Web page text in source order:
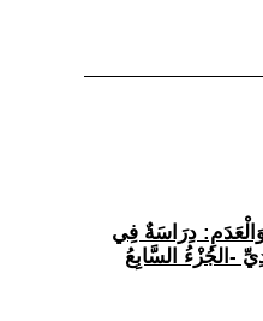
وَالْعَدَمِ: دِرَاسَةٌ فِي
-الجُزْءُ السَّابِعُ